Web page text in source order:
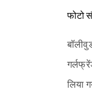
फोटो
लिया